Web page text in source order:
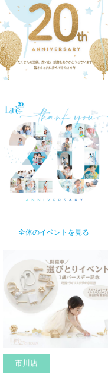
全体のイベントを見る
市川店